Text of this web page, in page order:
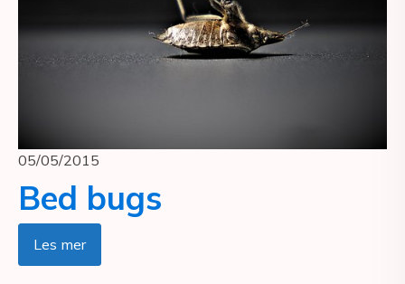
05/05/2015
Bed bugs
Les mer